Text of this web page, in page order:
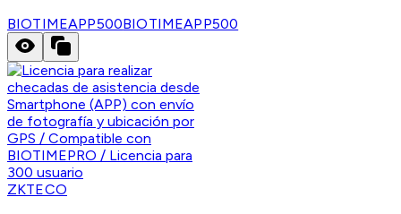
BIOTIMEAPP500BIOTIMEAPP500
ZKTECO